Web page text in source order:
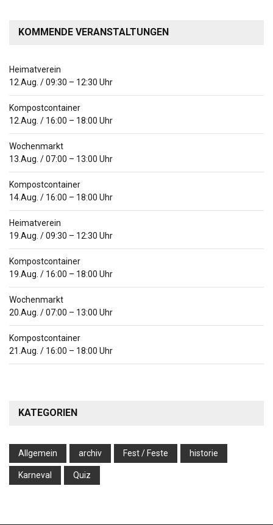
KOMMENDE VERANSTALTUNGEN
Heimatverein
12.Aug. /09:30 – 12:30 Uhr
Kompostcontainer
12.Aug. / 16:00 – 18:00 Uhr
Wochenmarkt
13.Aug. /07:00 – 13:00 Uhr
Kompostcontainer
14.Aug. / 16:00 – 18:00 Uhr
Heimatverein
19.Aug. /09:30 – 12:30 Uhr
Kompostcontainer
19.Aug. / 16:00 – 18:00 Uhr
Wochenmarkt
20.Aug. /07:00 – 13:00 Uhr
Kompostcontainer
21.Aug. / 16:00 – 18:00 Uhr
KATEGORIEN
Allgemein archiv Fest / Feste historie
Karneval Quiz